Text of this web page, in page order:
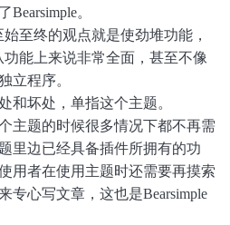
。
始至终的观点就是使劲堆功能，
功能上来说非常全面，甚至不像
立程序。
和坏处，单指这个主题。
主题的时候很多情况下都不再需
里边已经具备插件所拥有的功
用者在使用主题时还需要再摸索
专心写文章，这也是Bearsimple